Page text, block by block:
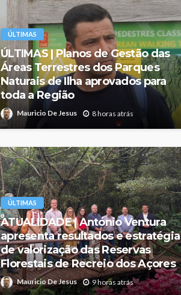
ÚLTIMAS
ÚLTIMAS | Planos de Gestão das
Áreas Terrestres dos Parques
Naturais de Ilha aprovados para
toda a Região
Mauricio De Jesus 8 horas atrás
ÚLTIMAS
ATUALIDADE | António Ventura
apresenta resultados e estratégia
de valorização das Reservas
Florestais de Recreio dos Açores
Mauricio De Jesus 9 horas atrás